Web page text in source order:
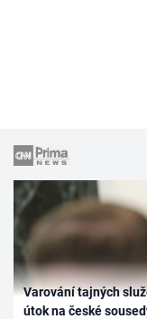
Varování tajných
útok na české